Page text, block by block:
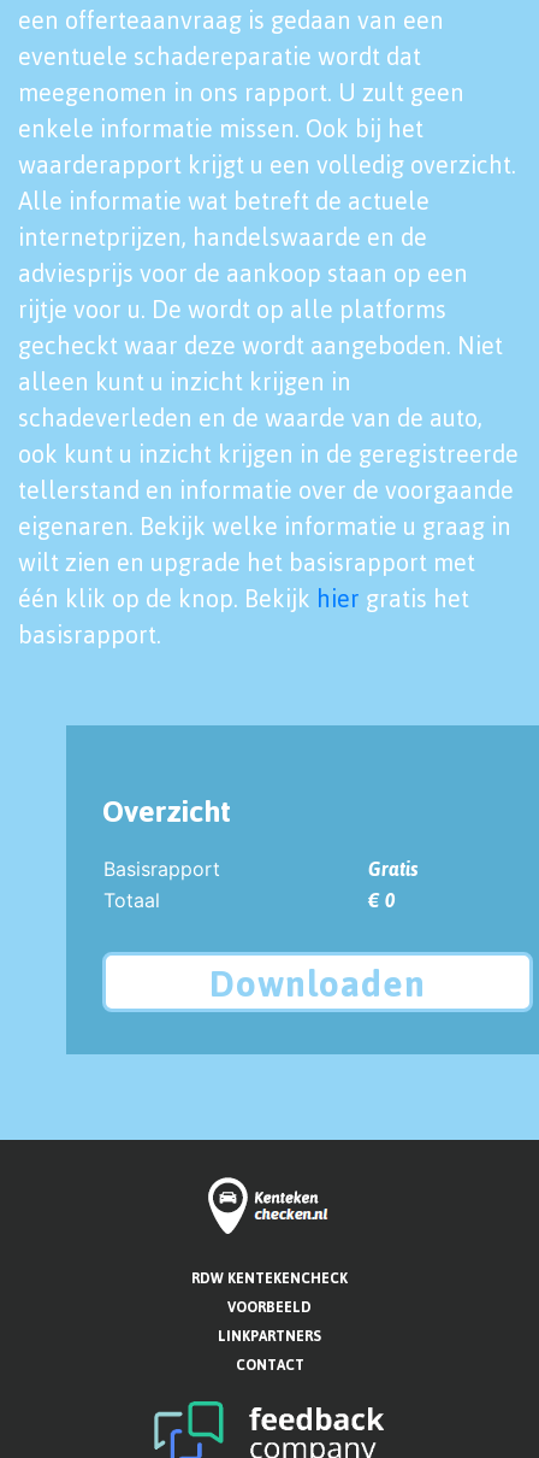
een offerteaanvraag is gedaan van een
eventuele schadereparatie wordt dat
meegenomen in ons rapport. U zult geen
enkele informatie missen. Ook bij het
waarderapport krijgt u een volledig overzicht.
Alle informatie wat betreft de actuele
internetprijzen, handelswaarde en de
adviesprijs voor de aankoop staan op een
rijtje voor u. De wordt op alle platforms
gecheckt waar deze wordt aangeboden. Niet
alleen kunt u inzicht krijgen in
schadeverleden en de waarde van de auto,
ook kunt u inzicht krijgen in de geregistreerde
tellerstand en informatie over de voorgaande
eigenaren. Bekijk welke informatie u graag in
wilt zien en upgrade het basisrapport met
één klik op de knop. Bekijk hier gratis het
basisrapport.
Overzicht
Basisrapport
Gratis
Totaal
€ 0
Downloaden
RDW KENTEKENCHECK
VOORBEELD
LINKPARTNERS
CONTACT